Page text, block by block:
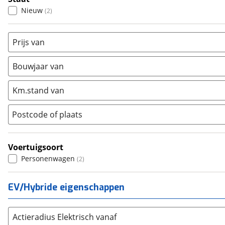
Hyundai
Kia (1977)
Mercedes-Benz (2531)
Mini (678)
Nissan (563)
Opel (1361)
Peugeot (1558)
Renault 1693
Seat (637)
SKODA (935
Suzuki (390)
Volkswagen (3294)
Volvo (1910)
Alle merken
Nieuw (2)
Prijs van
Bouwjaar van
Km.stand van
Postcode of plaats
Voertuigsoort
Personenwagen (2)
EV/Hybride eigenschappen
Actieradius Elektrisch vanaf